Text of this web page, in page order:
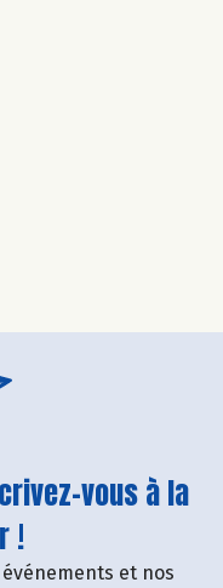
vous à la
!
et nos